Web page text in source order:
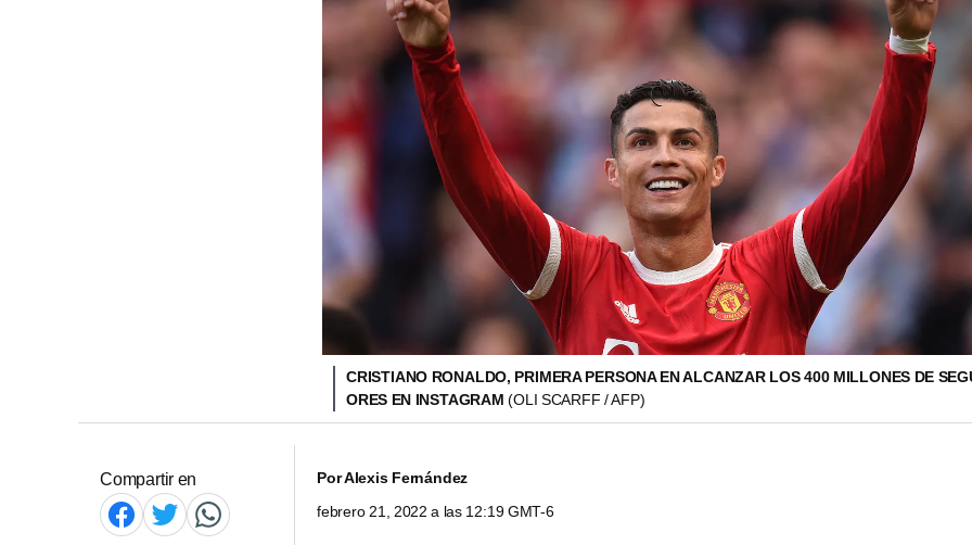
CRISTIANO RONALDO, PRIMERA PERSONA EN ALCANZAR LOS 400 MILLONES DE
ORES EN INSTAGRAM(OLI SCARFF / AFP)
Compartir en PorAlexis Fernández
febrero 21, 2022 a las 12:19 GMT-6